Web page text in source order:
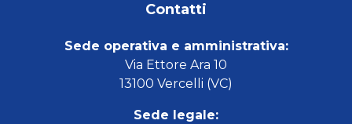
Contatti
Sede operativa e amministrativa:
Via Ettore Ara 10
13100 Vercelli (VC)
Sede legale: